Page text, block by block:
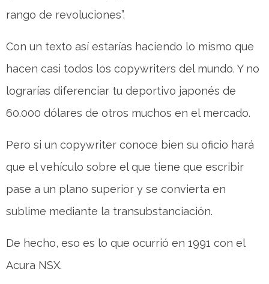
rango de revoluciones”.
Con un texto así estarías haciendo lo mismo que
hacen casi todos los copywriters del mundo. Y no
lograrías diferenciar tu deportivo japonés de
60.000 dólares de otros muchos en el mercado.
Pero si un copywriter conoce bien su oficio hará
que el vehículo sobre el que tiene que escribir
pase a un plano superior y se convierta en
sublime mediante la transubstanciación.
De hecho, eso es lo que ocurrió en 1991 con el
Acura NSX.